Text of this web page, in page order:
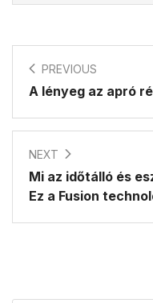
PREVIOUS
A lényeg az apró
NEXT
Mi az időtálló és
Ez a Fusion